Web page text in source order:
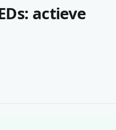
actieve